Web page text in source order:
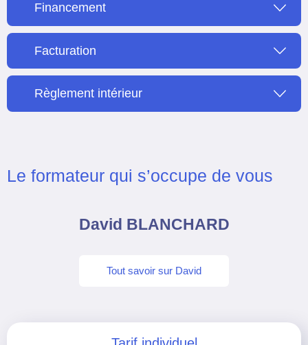
Financement
Facturation
Règlement intérieur
Le formateur qui s’occupe de vous
David BLANCHARD
Tout savoir sur David